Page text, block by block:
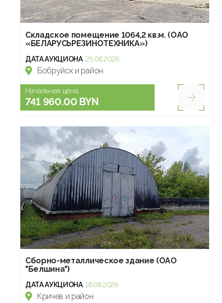
Складское помещение 1064,2 кв.м. (ОАО
«БЕЛАРУСЬРЕЗИНОТЕХНИКА»)
ДАТА АУКЦИОНА 25.08.2026
Бобруйск и район
Начальная цена:
741 960.00 BYN
Сборно-металлическое здание (ОАО
"Белшина")
ДАТА АУКЦИОНА 18.08.2026
Кричев и район